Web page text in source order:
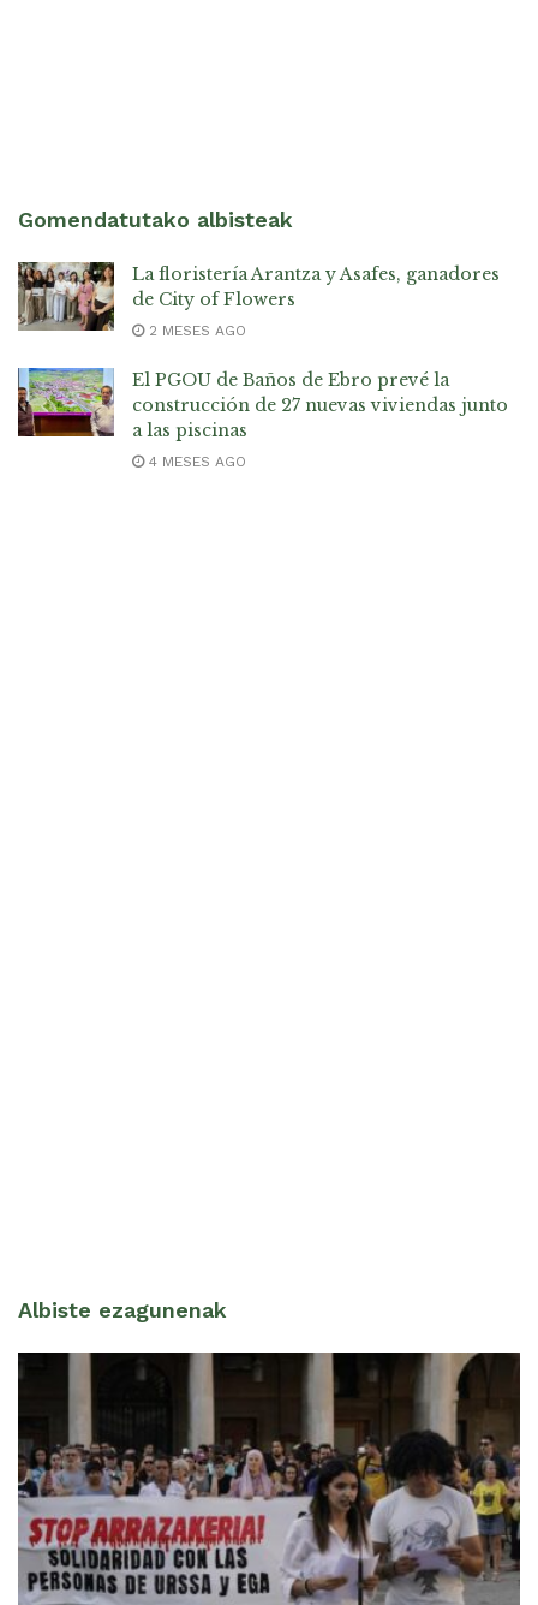
Gomendatutako albisteak
La floristería Arantza y Asafes, ganadores
de City of Flowers
2 MESES AGO
El PGOU de Baños de Ebro prevé la
construcción de 27 nuevas viviendas junto
a las piscinas
4 MESES AGO
Albiste ezagunenak